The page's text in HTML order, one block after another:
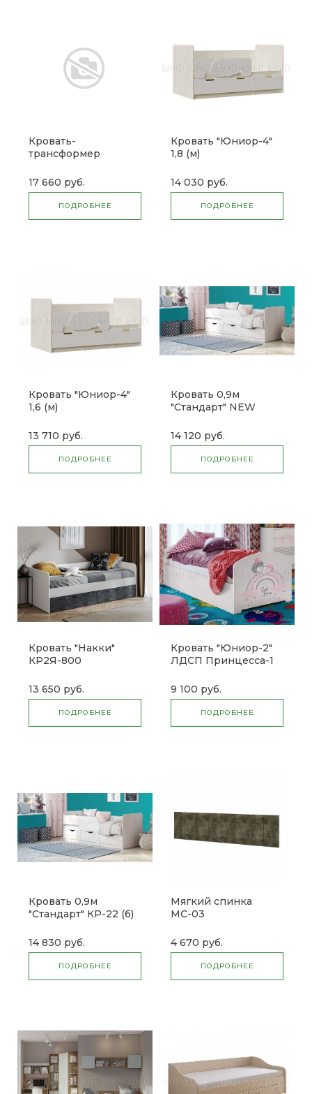
Кровать-
трансформер
17 660 руб.
ПОДРОБНЕЕ
Кровать "Юниор-4"
1,8 (м)
14 030 руб.
ПОДРОБНЕЕ
Кровать "Юниор-4"
1,6 (м)
13 710 руб.
ПОДРОБНЕЕ
Кровать 0,9м
"Стандарт" NEW
14 120 руб.
ПОДРОБНЕЕ
Кровать "Накки"
КР2Я-800
13 650 руб.
ПОДРОБНЕЕ
Кровать "Юниор-2"
ЛДСП Принцесса-1
9 100 руб.
ПОДРОБНЕЕ
Кровать 0,9м
"Стандарт" КР-22 (б)
14 830 руб.
ПОДРОБНЕЕ
Мягкий спинка
МС-03
4 670 руб.
ПОДРОБНЕЕ